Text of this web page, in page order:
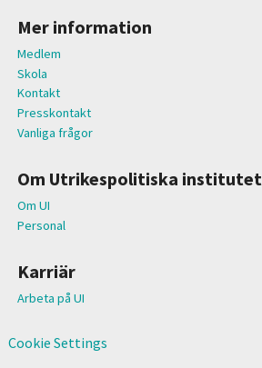
Mer information
Medlem
Skola
Kontakt
Presskontakt
Vanliga frågor
Om Utrikespolitiska institutet
Om UI
Personal
Karriär
Arbeta på UI
Cookie Settings